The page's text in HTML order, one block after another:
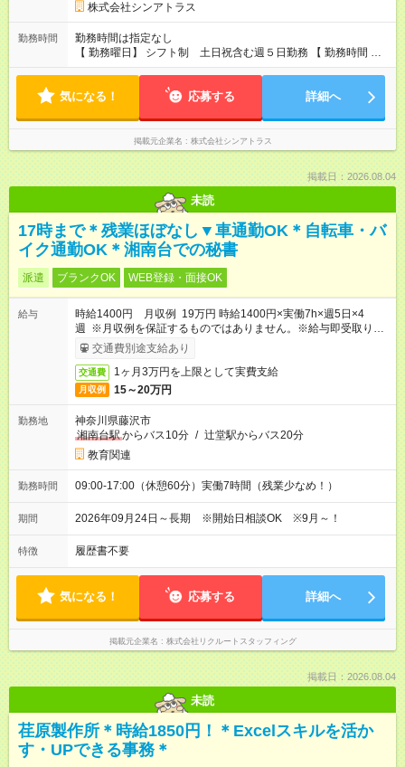
株式会社シンアトラス
勤務時間
勤務時間は指定なし
【 勤務曜日】 シフト制 土日祝含む週５日勤務 【 勤務時間 】
・ 9：00～20：00（実働8h／休憩１h） ※残業ほとんどありま
気になる！ 応募する 詳細へ
掲載元企業名 株式会社シンアトラス
掲載日：2026.08.04
未読
17時まで＊残業ほぼなし▼車通勤OK＊自転車・バ
イク通勤OK＊湘南台での秘書
派遣 ブランクOK WEB登録・面接OK
給与
時給1400円 月収例 19万円 時給1400円×実働7h×週5日×4
週 ※月収例を保証するものではありません。※給与即受取りサ
ービス利用可（利用条件有）
交通費別途支給あり
交通費 1ヶ月3万円を上限として実費支給
月収例 15～20万円
勤務地
神奈川県藤沢市
湘南台駅からバス10分 / 辻堂駅からバス20分
教育関連
勤務時間 09:00-17:00（休憩60分）実働7時間（残業少なめ！）
期間 2026年09月24日～長期 ※開始日相談OK ※9月～！
特徴 履歴書不要
気になる！ 応募する 詳細へ
掲載元企業名 株式会社リクルートスタッフィング
掲載日：2026.08.04
未読
荏原製作所＊時給1850円！＊Excelスキルを活か
す・UPできる事務＊